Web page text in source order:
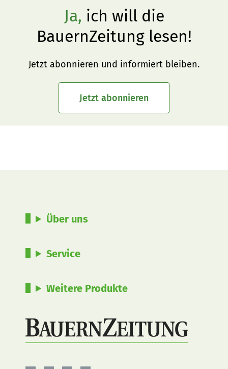
Ja, ich will die
BauernZeitung lesen!
Jetzt abonnieren und informiert bleiben.
Jetzt abonnieren
Über uns
Service
Weitere Produkte